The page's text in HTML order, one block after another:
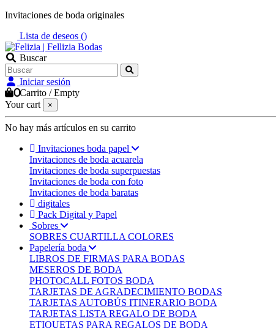
Invitaciones de boda originales
Lista de deseos ()
Buscar
Iniciar sesión
0Carrito /Empty
Your cart
×
No hay más artículos en su carrito
Invitaciones boda papel
Invitaciones de boda acuarela
Invitaciones de boda superpuestas
Invitaciones de boda con foto
Invitaciones de boda baratas
digitales
Pack Digital y Papel
Sobres
SOBRES CUARTILLA COLORES
Papelería boda
LIBROS DE FIRMAS PARA BODAS
MESEROS DE BODA
PHOTOCALL FOTOS BODA
TARJETAS DE AGRADECIMIENTO BODAS
TARJETAS AUTOBÚS ITINERARIO BODA
TARJETAS LISTA REGALO DE BODA
ETIQUETAS PARA REGALOS DE BODA